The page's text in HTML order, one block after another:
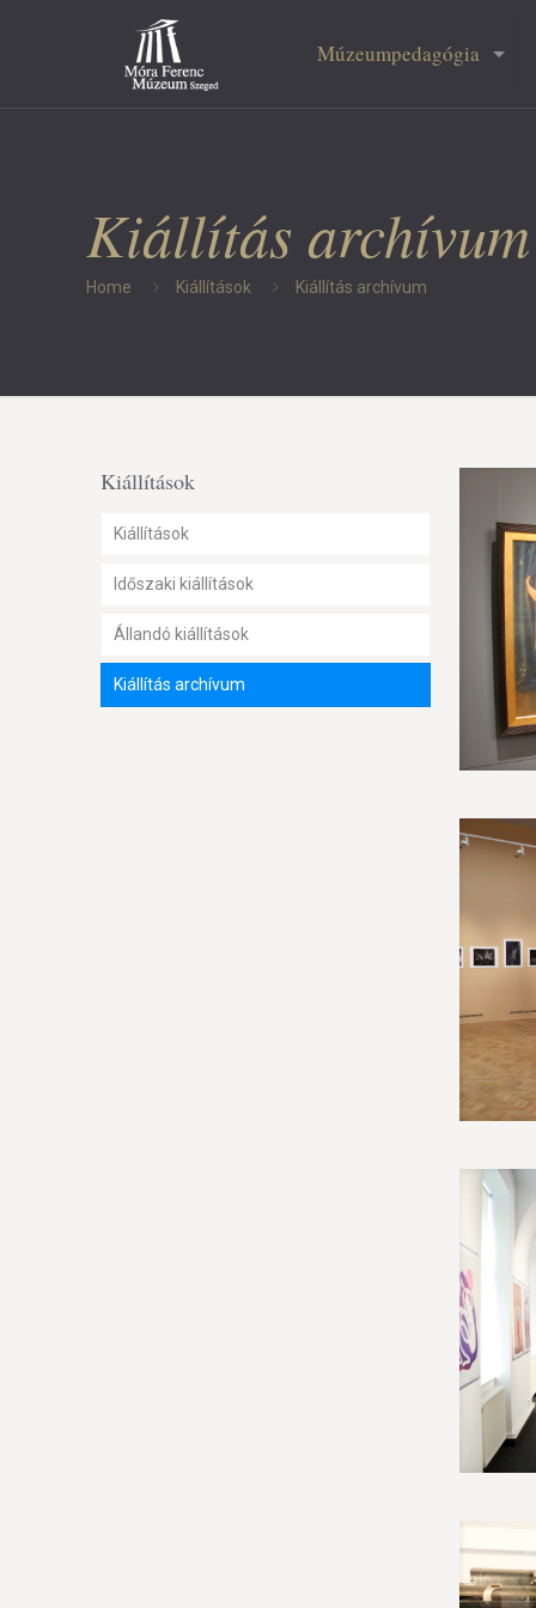
Múzeumpedagógia
Kiállítás archívum
Home Kiállítások Kiállítás archívum
Kiállítások
Kiállítások
Időszaki kiállítások
Állandó kiállítások
Kiállítás archívum